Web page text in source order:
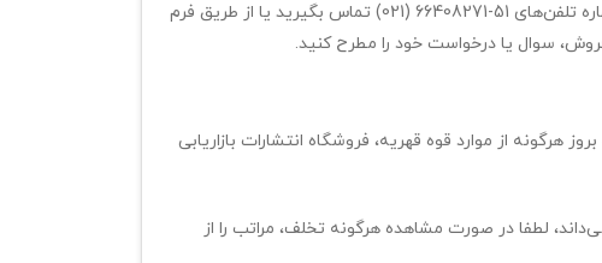
تلفن‌های (021) 66408271-51 تماس بگیرید یا از طریق فرم
سوال یا درخواست خود را مطرح کنید.
هرگونه از موارد قوه قهریه، فروشگاه انتشارات بازاریابی
لطفا در صورت مشاهده هرگونه تخلف، مراتب را از